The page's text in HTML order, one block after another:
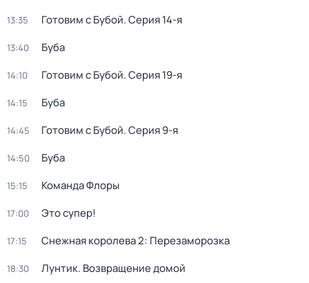
13:35 Готовим с Бубой. Серия 14-я
13:40 Буба
14:10 Готовим с Бубой. Серия 19-я
14:15 Буба
14:45 Готовим с Бубой. Серия 9-я
14:50 Буба
15:15 Команда Флоры
17:00 Это супер!
17:15 Снежная королева 2: Перезаморозка
18:30 Лунтик. Возвращение домой